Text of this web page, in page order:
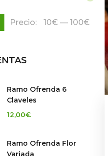
Precio: 10€ — 100€
Ramo Ofrenda 6
Claveles
12,00€
Ramo Ofrenda Flor
Variada